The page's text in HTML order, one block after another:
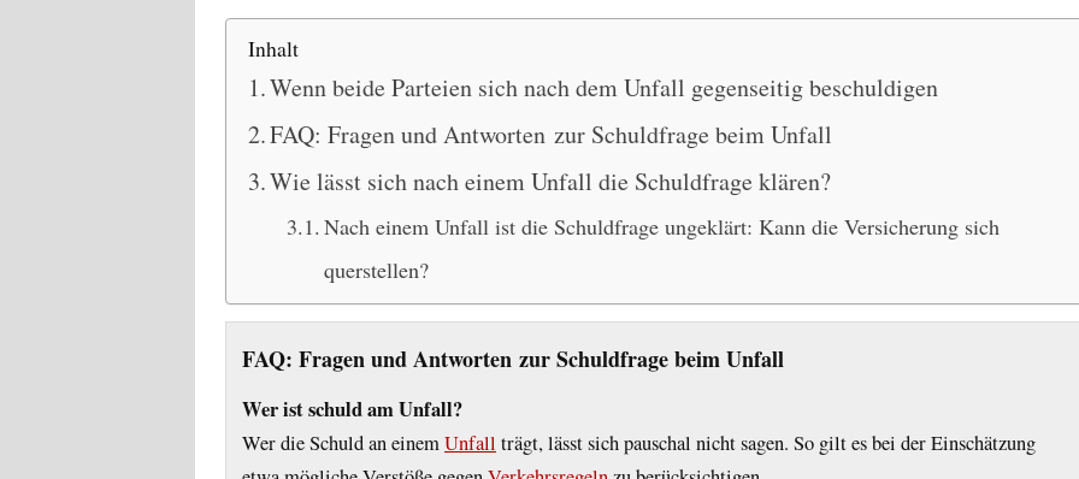
Inhalt
Wenn beide Parteien sich nach dem Unfall gegenseitig beschuldigen
FAQ: Fragen und Antworten zur Schuldfrage beim Unfall
Wie lässt sich nach einem Unfall die Schuldfrage klären?
Nach einem Unfall ist die Schuldfrage ungeklärt: Kann die Versicherung sich
querstellen?
FAQ: Fragen und Antworten zur Schuldfrage beim Unfall
Wer ist schuld am Unfall?
Wer die Schuld an einemUnfall trägt, lässt sich pauschal nicht sagen. So gilt es bei der Einschätzung